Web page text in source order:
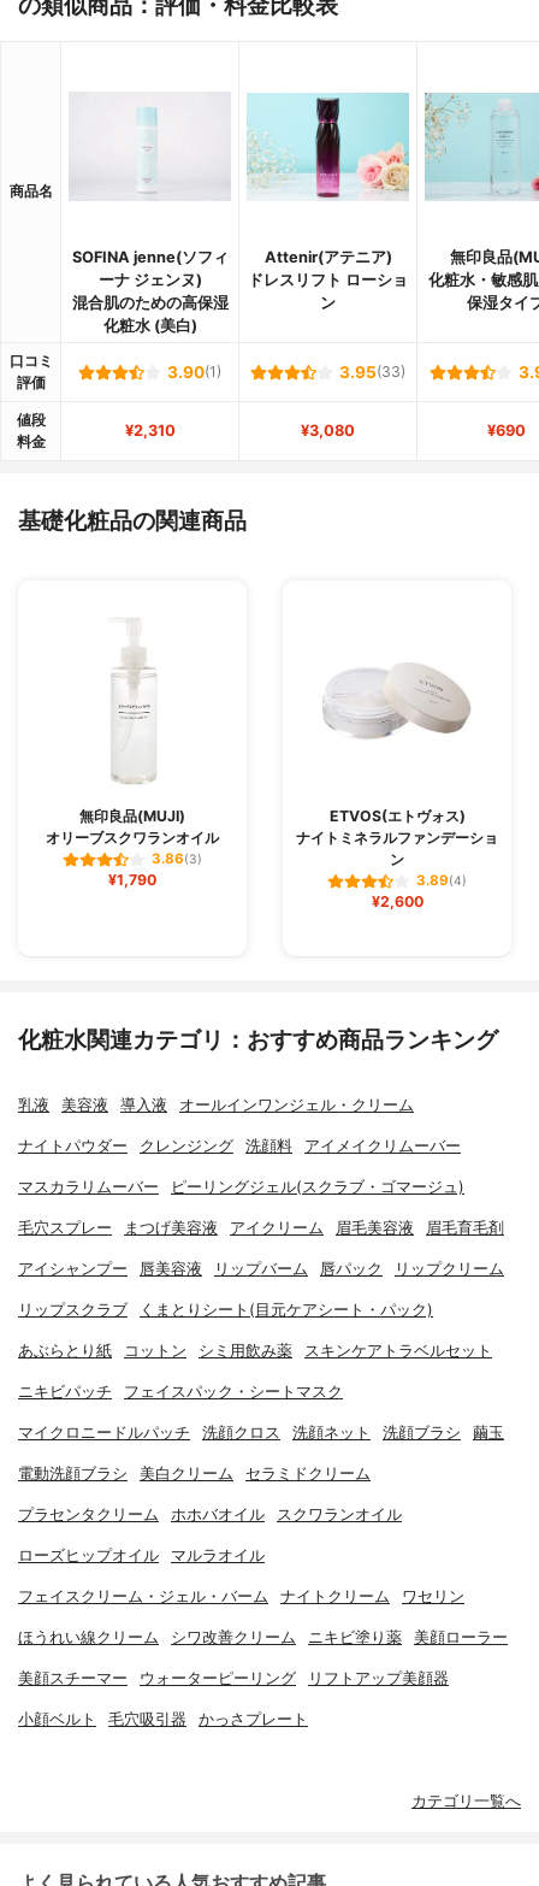
商品名
SOFINA jenne(ソフィ
ーナ ジェンヌ)
混合肌のための高保湿
化粧水 (美白)
Attenir(アテニア)
ドレスリフト ローショ
ン
無印良品
化粧水・敏感
保湿タイ
口コミ
評価
3.90(1) 3.95(33)
値段
料金
¥2,310 ¥3,080 ¥690
基礎化粧品の関連商品
無印良品(MUJI)
オリーブスクワランオイル
3.86(3)
¥1,790
ETVOS(エトヴォス)
ナイトミネラルファンデーショ
ン
3.89(4)
¥2,600
化粧水関連カテゴリ：おすすめ商品ランキング
乳液 美容液 導入液 オールインワンジェル・クリーム
ナイトパウダー クレンジング 洗顔料 アイメイクリムーバー
マスカラリムーバー ピーリングジェル(スクラブ・ゴマージュ)
毛穴スプレー まつげ美容液 アイクリーム 眉毛美容液 眉毛育毛剤
アイシャンプー 唇美容液 リップバーム 唇パック リップクリーム
リップスクラブ くまとりシート(目元ケアシート・パック)
あぶらとり紙 コットン シミ用飲み薬 スキンケアトラベルセット
ニキビパッチ フェイスパック・シートマスク
マイクロニードルパッチ 洗顔クロス 洗顔ネット 洗顔ブラシ 繭玉
電動洗顔ブラシ 美白クリーム セラミドクリーム
プラセンタクリーム ホホバオイル スクワランオイル
ローズヒップオイル マルラオイル
フェイスクリーム・ジェル・バーム ナイトクリーム ワセリン
ほうれい線クリーム シワ改善クリーム ニキビ塗り薬 美顔ローラー
美顔スチーマー ウォーターピーリング リフトアップ美顔器
小顔ベルト 毛穴吸引器 かっさプレート
カテゴリ一覧へ